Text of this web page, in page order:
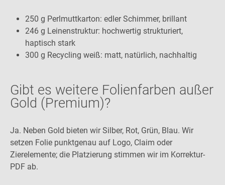
250 g Perlmuttkarton: edler Schimmer, brillant
246 g Leinenstruktur: hochwertig strukturiert,
haptisch stark
300 g Recycling weiß: matt, natürlich, nachhaltig
Gibt es weitere Folienfarben außer
Gold (Premium)?
Ja. Neben Gold bieten wir Silber, Rot, Grün, Blau. Wir
setzen Folie punktgenau auf Logo, Claim oder
Zierelemente; die Platzierung stimmen wir im Korrektur-
PDF ab.